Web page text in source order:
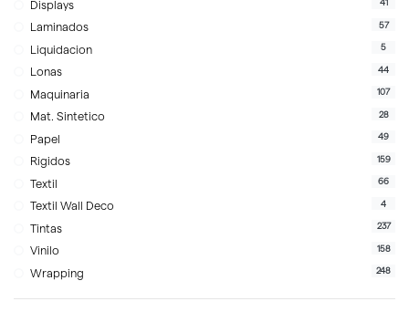
Displays
Laminados 57
Liquidacion 5
Lonas 44
Maquinaria 107
Mat. Sintetico 28
Papel 49
Rigidos 159
Textil 66
Textil Wall Deco 4
Tintas 237
Vinilo 158
Wrapping 248